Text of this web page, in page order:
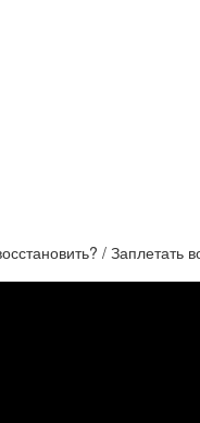
/ Заплетать